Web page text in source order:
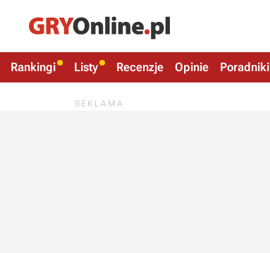
Rankingi Listy Recenzje Opinie Poradniki